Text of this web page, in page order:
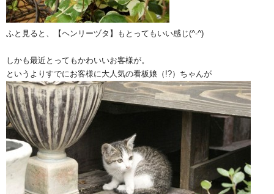
ふと見ると、【ヘンリーヅタ】もとってもいい感じ(^-^)
しかも最近とってもかわいいお客様が。
というよりすでにお客様に大人気の看板娘（!?）ちゃんが